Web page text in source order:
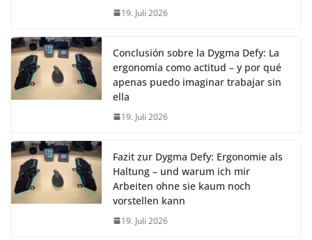
19. Juli 2026
Conclusión sobre la Dygma Defy: La
ergonomía como actitud – y por qué
apenas puedo imaginar trabajar sin
ella
19. Juli 2026
Fazit zur Dygma Defy: Ergonomie als
Haltung – und warum ich mir
Arbeiten ohne sie kaum noch
vorstellen kann
19. Juli 2026